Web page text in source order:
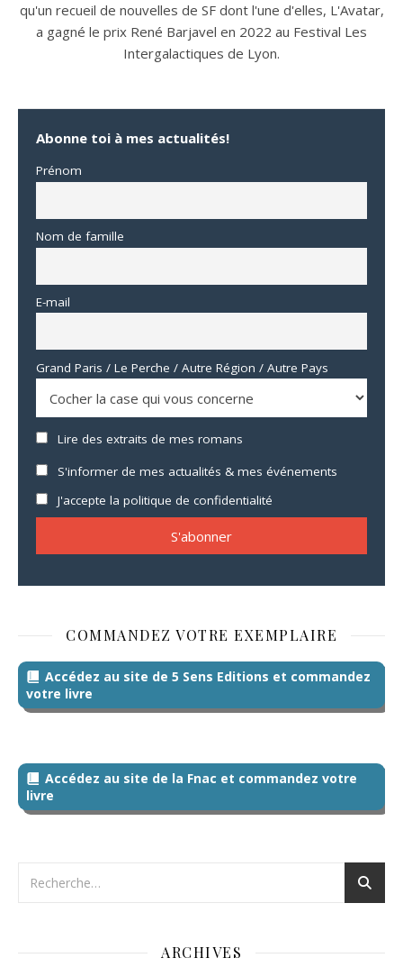
qu'un recueil de nouvelles de SF dont l'une d'elles, L'Avatar,
a gagné le prix René Barjavel en 2022 au Festival Les
Intergalactiques de Lyon.
Abonne toi à mes actualités!
Prénom
Nom de famille
E-mail
Grand Paris / Le Perche / Autre Région / Autre Pays
Lire des extraits de mes romans
S'informer de mes actualités & mes événements
J'accepte la politique de confidentialité
COMMANDEZ VOTRE EXEMPLAIRE
Accédez au site de 5 Sens Editions et commandez
votre livre
Accédez au site de la Fnac et commandez votre
livre
ARCHIVES